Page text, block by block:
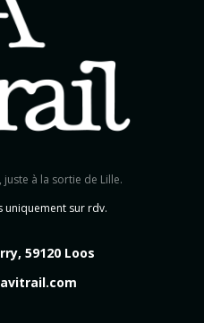
juste à la sortie de Lille.
uniquement sur rdv.
59120 Loos